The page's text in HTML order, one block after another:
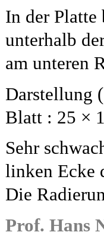
In der Platte
unterhalb
am unteren
Darstellung
Blatt : 25 ×
Sehr
linken Ecke
Die
Prof. Hans